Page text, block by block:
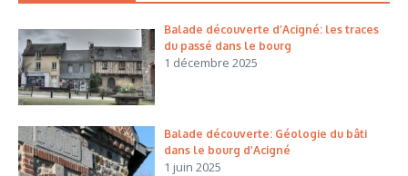
Balade découverte d’Acigné: les traces
du passé dans le bourg
1 décembre 2025
Balade découverte: Géologie du bâti
dans le bourg d’Acigné
1 juin 2025